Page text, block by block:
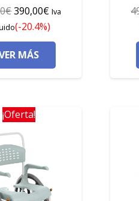
€El
precio
original
era:
490,00€.
390,00€El
precio
actual
390,00€.
Iva
(-20.4%)
MÁS
¡Oferta!